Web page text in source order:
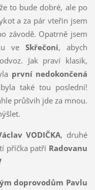
to bude dobré, ale po
a za pár vteřin jsem
závodě. Opatrně jsem
veSkřečoni, abych
Jak praví klasik,
první nedokončená
také tou poslední!
průšvih jde za mnou.
VODIČKA, druhé
příčka patří Radovanu
doprovodům Pavlu